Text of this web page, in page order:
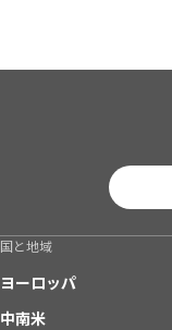
国と地域
ヨーロッパ
中南米